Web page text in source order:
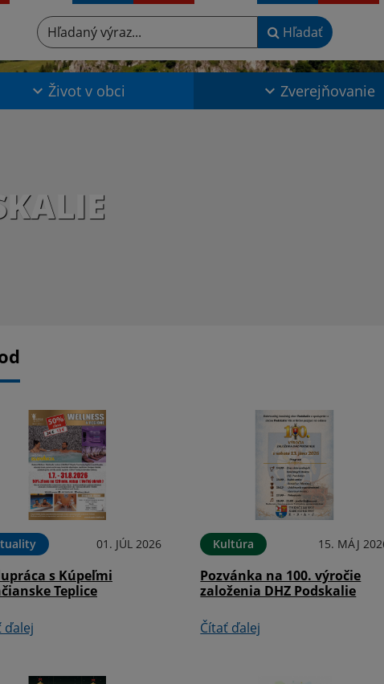
Hľadaný výraz... Hľadať
Život v obci Zverejňovanie
01. JÚL 2026
s Kúpeľmi
Teplice
ďalej
Kultúra 15. MÁJ
Pozvánka na 100. výročie
založenia DHZ Podskalie
Čítať ďalej